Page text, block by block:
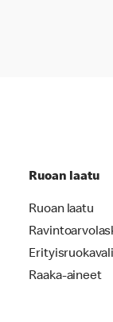
Ruoan laatu
Ruoan laatu
Raaka-aineet